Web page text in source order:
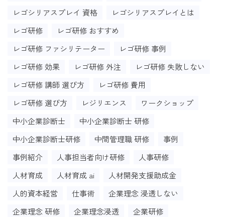
レゴシリアスプレイ 資格
レゴシリアスプレイとは
レゴ研修
レゴ研修 おすすめ
レゴ研修 ファシリテーター
レゴ研修 事例
レゴ研修 効果
レゴ研修 外注
レゴ研修 失敗しない
レゴ研修 講師 選び方
レゴ研修 費用
レゴ研修 選び方
レジリエンス
ワークショップ
中小企業診断士
中小企業診断士 研修
中小企業診断士研修
中間管理職 研修
事例
事例紹介
人事担当者向け研修
人事研修
人材育成
人材育成 ai
人材開発支援助成金
人的資本経営
仕事術
企業理念 浸透しない
企業理念 研修
企業理念浸透
企業研修